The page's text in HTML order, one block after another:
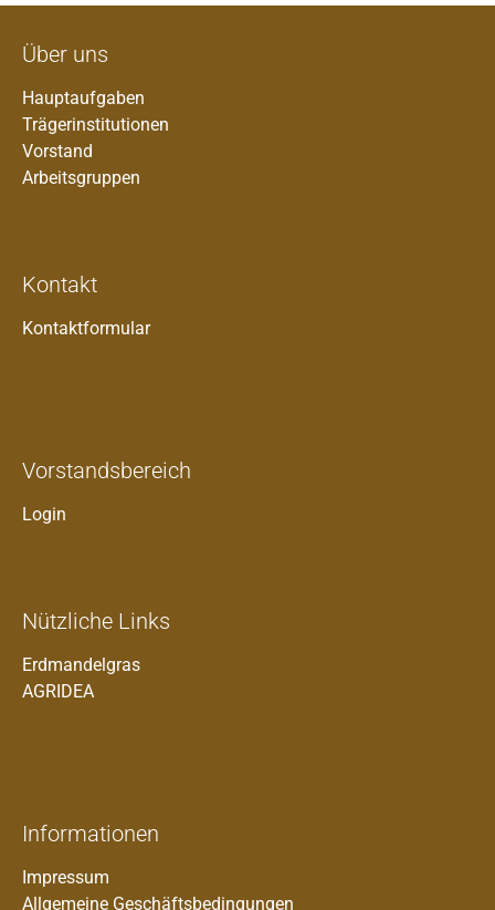
Über uns
Hauptaufgaben
Trägerinstitutionen
Vorstand
Arbeitsgruppen
Kontakt
Kontaktformular
Vorstandsbereich
Login
Nützliche Links
Erdmandelgras
AGRIDEA
Informationen
Impressum
Allgemeine Geschäftsbedingungen